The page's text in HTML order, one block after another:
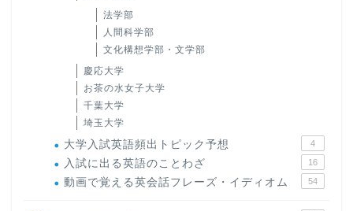
法学部
人間科学部
文化構想学部・文学部
慶応大学
お茶の水女子大学
千葉大学
埼玉大学
大学入試英語頻出トピック予想 4
入試に出る英語のことわざ 16
動画で覚える英会話フレーズ・イディオム 54